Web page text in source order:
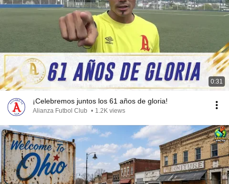
0:31
¡Celebremos juntos los 61 años de gloria!
Alianza Futbol Club • 1.2K views